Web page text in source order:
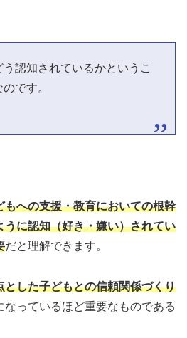
認知されているかというこ
です。
もへの支援・教育においての根幹
うに認知（好き・嫌い）されてい
だと理解できます。
とした子どもとの信頼関係づくり
なっているほど重要なものである